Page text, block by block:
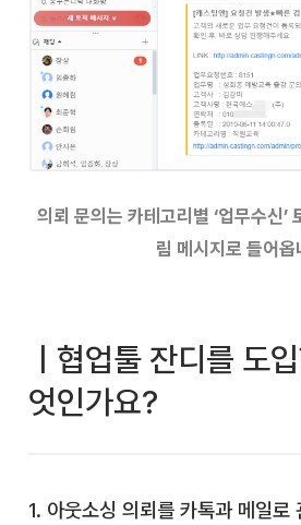
의뢰 문의는 카테고리별 ‘업무수신’
림 메시지로 들어옵
ㅣ협업툴 잔디를 도
엇인가요?
1. 아웃소싱 의뢰를 카톡과 메일로